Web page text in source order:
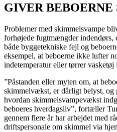
GIVER
Problemer med skimmelsvampe
forhøjede fugtmængder indendørs,
både byggetekniske fejl og
eksempel, at beboerne ikke lufter
indetemperatur eller tørrer vasketøj
”Påstanden eller myten om, at
skimmelvækst, er dårligt belyst, og
hvordan skimmelsvampevækst
beboeres hverdagsliv”, fortæller
gennem flere år har arbejdet med
driftspersonale om skimmel via